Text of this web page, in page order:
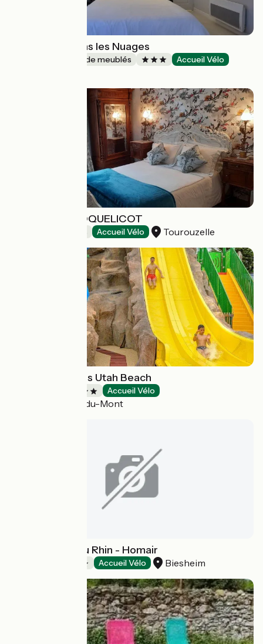
Gîte la Tête dans les Nuages
Gîtes et locations de meublés Accueil Vélo
MAISON DU COQUELICOT
Accueil Vélo Tourouzelle
Camping Paradis Utah Beach
Accueil Vélo
Sainte-Marie-du-Mont
Camping L'Ile du Rhin - Homair
Accueil Vélo Biesheim